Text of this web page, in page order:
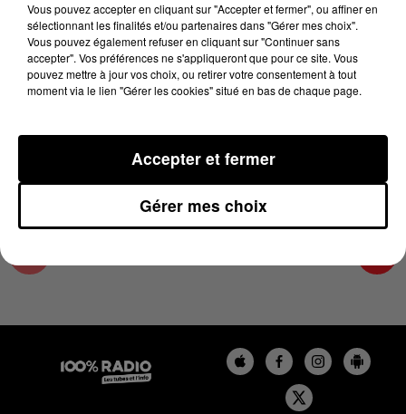
1er novembre 2024 - 4 min 29 sec
LES INFOS DU GRAND TOULOUSE DU
01/11/2024 À 07H00
Podcasts infos du grand Toulouse
Vous pouvez accepter en cliquant sur "Accepter et fermer", ou affiner en
sélectionnant les finalités et/ou partenaires dans "Gérer mes choix".
Vous pouvez également refuser en cliquant sur "Continuer sans
accepter". Vos préférences ne s'appliqueront que pour ce site. Vous
pouvez mettre à jour vos choix, ou retirer votre consentement à tout
moment via le lien "Gérer les cookies" situé en bas de chaque page.
Gérer mes choix
Accepter et fermer